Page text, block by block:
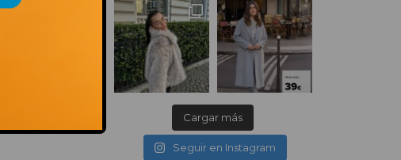
Cargar más
Seguir en Instagram